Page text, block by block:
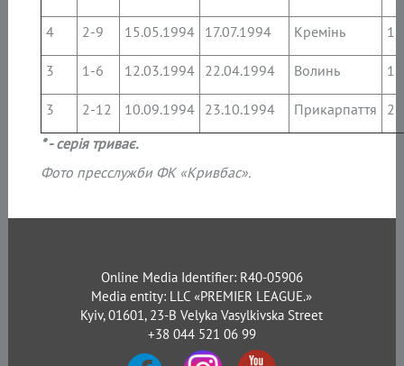
4 2-9 15.05.1994 17.07.1994 Кремінь
3 1-6 12.03.1994 22.04.1994 Волинь
3 2-12 10.09.1994 23.10.1994 Прикарпаття
*- серія триває.
Фото пресслужби ФК «Кривбас».
Online Media Identifier: R40-05906
Media entity: LLC «PREMIER LEAGUE.»
Kyiv, 01601, 23-B Velyka Vasylkivska Street
+38 044 521 06 99